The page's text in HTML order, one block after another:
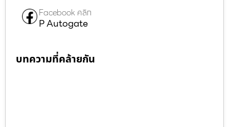
Facebook คลิก
P Autogate
บทความที่คล้ายกัน